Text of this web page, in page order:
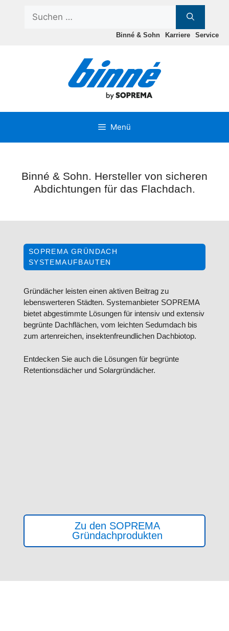
nach:
Binné & Sohn Karriere Service
Menü
Binné & Sohn. Hersteller von sicheren
Abdichtungen für das Flachdach.
SOPREMA GRÜNDACH
SYSTEMAUFBAUTEN
Gründächer leisten einen aktiven Beitrag zu
lebenswerteren Städten. Systemanbieter SOPREMA
bietet abgestimmte Lösungen für intensiv und extensiv
begrünte Dachflächen, vom leichten Sedumdach bis
zum artenreichen, insektenfreundlichen Dachbiotop.
Entdecken Sie auch die Lösungen für begrünte
Retentionsdächer und Solargründächer.
Zu den SOPREMA
Gründachprodukten